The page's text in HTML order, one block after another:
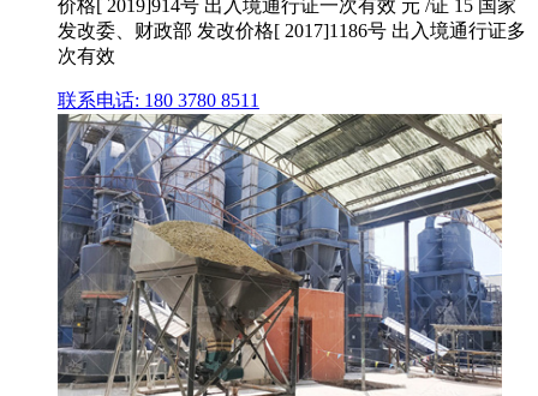
价格[ 2019]914号 出入境通行证一次有效 元 /证 15 国家
发改委、财政部 发改价格[ 2017]1186号 出入境通行证多
次有效
联系电话: 180 3780 8511